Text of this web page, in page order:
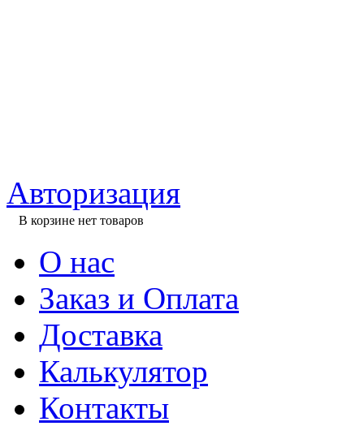
Авторизация
В корзине нет товаров
О нас
Заказ и Оплата
Доставка
Калькулятор
Контакты